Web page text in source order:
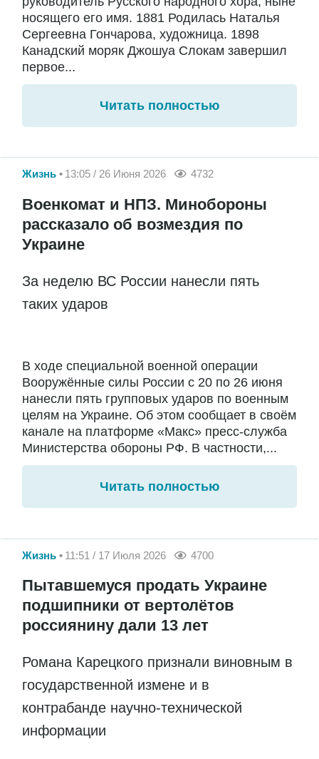
носящего его имя. 1881 Родилась Наталья
Сергеевна Гончарова, художница. 1898
Канадский моряк Джошуа Слокам завершил
первое...
Читать полностью
Жизнь 13:05 / 26 Июня 2026 4732
Военкомат и НПЗ. Минобороны
рассказало об возмездия по
Украине
За неделю ВС России нанесли пять
таких ударов
В ходе специальной военной операции
Вооружённые силы России с 20 по 26 июня
нанесли пять групповых ударов по военным
целям на Украине. Об этом сообщает в своём
канале на платформе «Макс» пресс-служба
Министерства обороны РФ. В частности,...
Читать полностью
Жизнь 11:51 / 17 Июля 2026 4700
Пытавшемуся продать Украине
подшипники от вертолётов
россиянину дали 13 лет
Романа Карецкого признали виновным в
государственной измене и в
контрабанде научно-технической
информации